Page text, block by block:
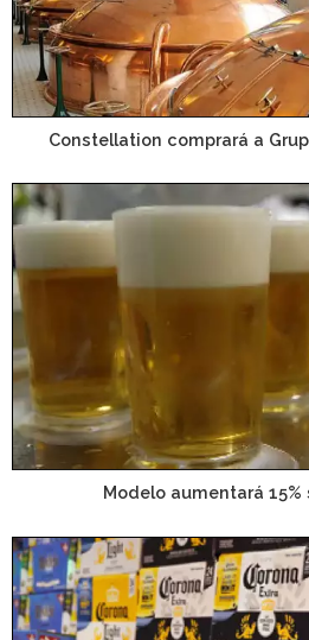
Constellation comprará a
Modelo aumentará